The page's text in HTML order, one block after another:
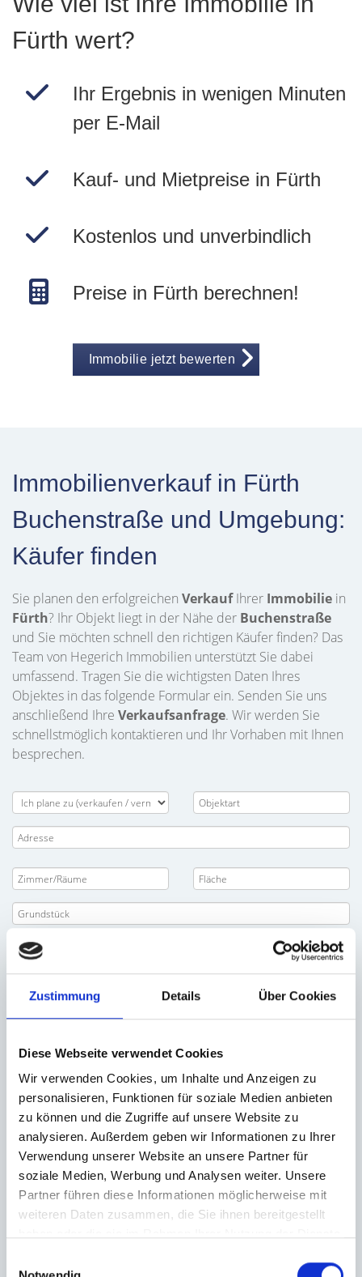
Zustimmung Details Über Cookies
Diese Webseite verwendet Cookies
Wir verwenden Cookies, um Inhalte und Anzeigen zu
personalisieren, Funktionen für soziale Medien anbieten
zu können und die Zugriffe auf unsere Website zu
analysieren. Außerdem geben wir Informationen zu Ihrer
Verwendung unserer Website an unsere Partner für
soziale Medien, Werbung und Analysen weiter. Unsere
Partner führen diese Informationen möglicherweise mit
weiteren Daten zusammen, die Sie ihnen bereitgestellt
Fürth wert?
Ihr Ergebnis in wenigen Minuten
per E-Mail
Kauf- und Mietpreise in Fürth
Kostenlos und unverbindlich
Preise in Fürth berechnen!
Immobilie jetzt bewerten
Immobilienverkauf in Fürth
Buchenstraße und Umgebung:
Käufer finden
Sie planen den erfolgreichen VerkaufIhrer Immobilie in
Fürth? Ihr Objekt liegt in der Nähe der Buchenstraße
und Sie möchten schnell den richtigen Käufer finden? Das
Team von Hegerich Immobilien unterstützt Sie dabei
umfassend. Tragen Sie die wichtigsten Daten Ihres
Objektes in das folgende Formular ein. Senden Sie uns
anschließend Ihre Verkaufsanfrage. Wir werden Sie
schnellstmöglich kontaktieren und Ihr Vorhaben mit Ihnen
besprechen.